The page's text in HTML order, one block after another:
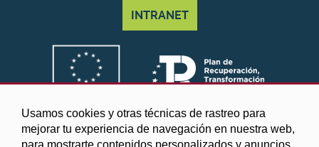
Usamos cookies y otras técnicas de rastreo para
mejorar tu experiencia de navegación en nuestra web,
para mostrarte contenidos personalizados y anuncios
INTRANET